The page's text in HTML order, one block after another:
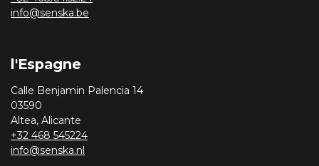
info@senska.be
l'Espagne
Calle Benjamin Palencia 14
03590
Altea, Alicante
+32 468 545224
info@senska.nl